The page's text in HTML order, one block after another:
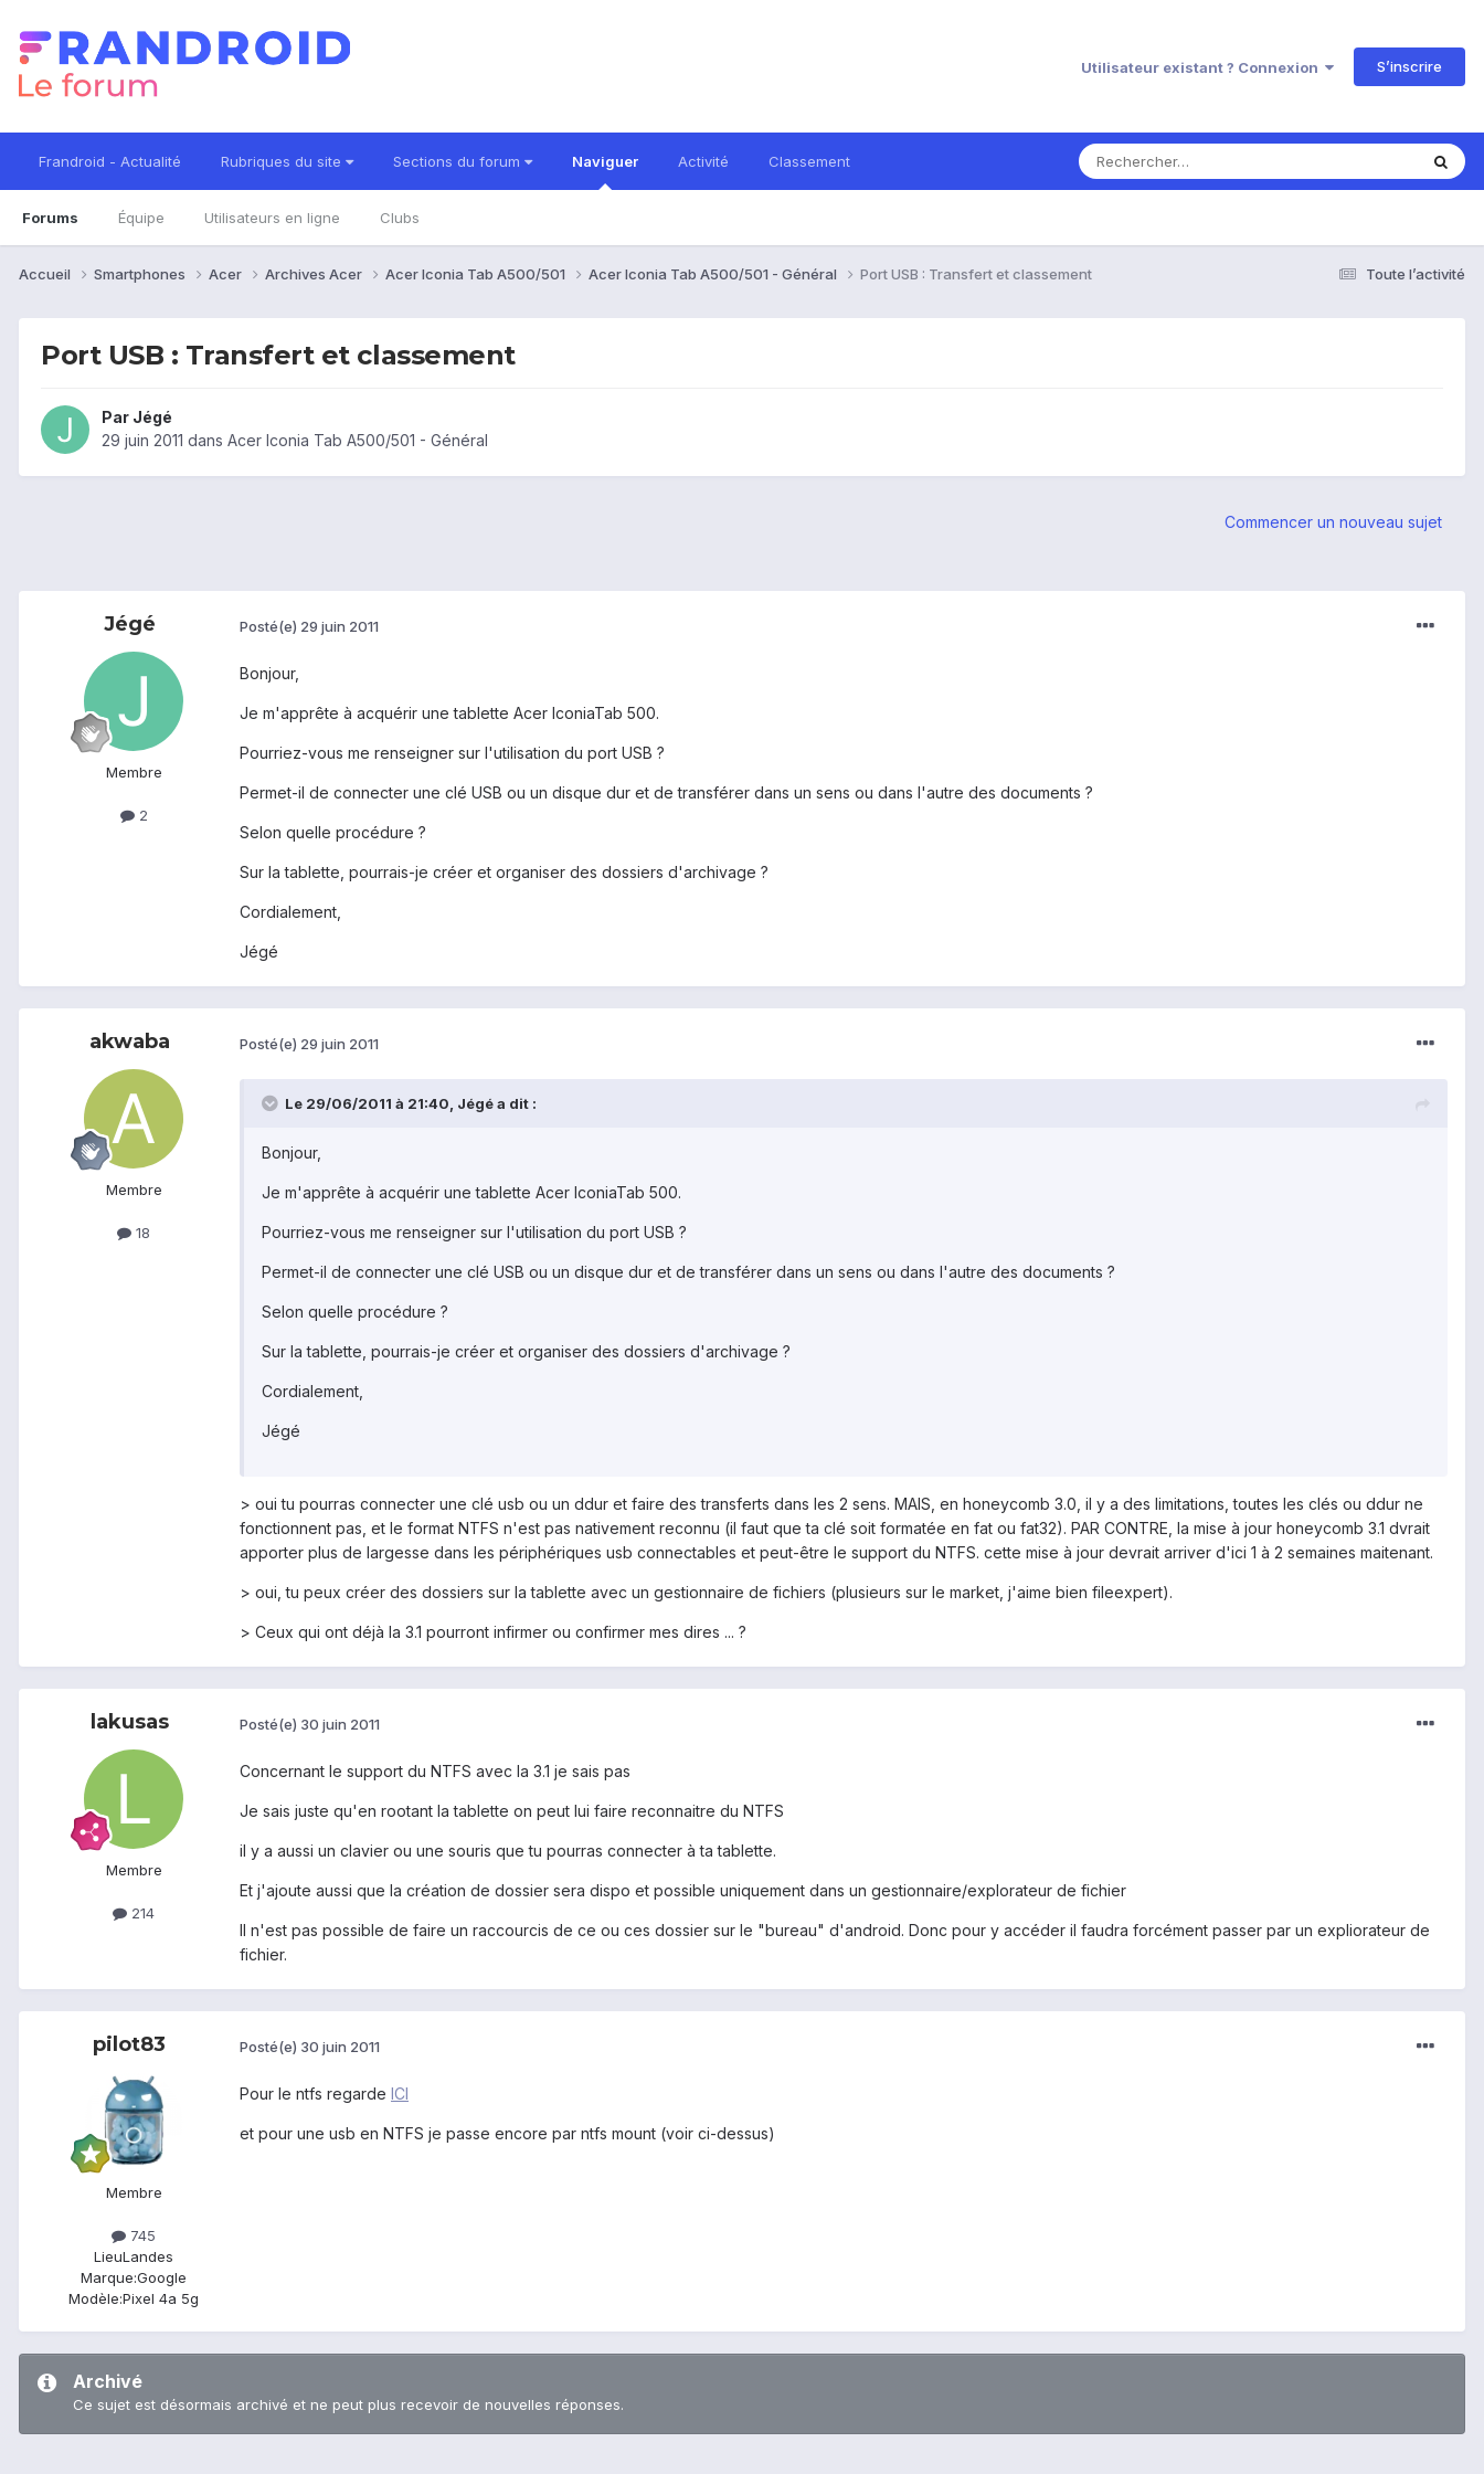
Utilisateur existant ? Connexion S’inscrire
Frandroid - Actualité Rubriques du site Sections du forum Naviguer
Forums Équipe Utilisateurs en ligne Clubs
Activité Classement
Toute l’activité
Accueil Smartphones Acer Archives Acer Acer Iconia Tab A500/501 Acer Iconia Tab A500/501 - Général Port USB : Transfert et classement
Port USB : Transfert et classement
Par Jégé
29 juin 2011 dans Acer Iconia Tab A500/501 - Général
Commencer un nouveau sujet
Jégé
Membre
2
Posté(e) 29 juin 2011
Bonjour,
Je m'apprête à acquérir une tablette Acer IconiaTab 500.
Pourriez-vous me renseigner sur l'utilisation du port USB ?
Permet-il de connecter une clé USB ou un disque dur et de transférer dans un sens ou dans l'autre des documents ?
Selon quelle procédure ?
Sur la tablette, pourrais-je créer et organiser des dossiers d'archivage ?
Cordialement,
Jégé
akwaba
Membre
18
Posté(e) 29 juin 2011
Le 29/06/2011 à 21:40, Jégé a dit :
Bonjour,
Je m'apprête à acquérir une tablette Acer IconiaTab 500.
Pourriez-vous me renseigner sur l'utilisation du port USB ?
Permet-il de connecter une clé USB ou un disque dur et de transférer dans un sens ou dans l'autre des documents ?
Selon quelle procédure ?
Sur la tablette, pourrais-je créer et organiser des dossiers d'archivage ?
Cordialement,
Jégé
> oui tu pourras connecter une clé usb ou un ddur et faire des transferts dans les 2 sens. MAIS, en honeycomb 3.0, il y a des limitations, toutes les clés ou ddur ne
fonctionnent pas, et le format NTFS n'est pas nativement reconnu (il faut que ta clé soit formatée en fat ou fat32). PAR CONTRE, la mise à jour honeycomb 3.1 dvrait
apporter plus de largesse dans les périphériques usb connectables et peut-être le support du NTFS. cette mise à jour devrait arriver d'ici 1 à 2 semaines maitenant.
> oui, tu peux créer des dossiers sur la tablette avec un gestionnaire de fichiers (plusieurs sur le market, j'aime bien fileexpert).
> Ceux qui ont déjà la 3.1 pourront infirmer ou confirmer mes dires ... ?
lakusas
Membre
214
Posté(e) 30 juin 2011
Concernant le support du NTFS avec la 3.1 je sais pas
Je sais juste qu'en rootant la tablette on peut lui faire reconnaitre du NTFS
il y a aussi un clavier ou une souris que tu pourras connecter à ta tablette.
Et j'ajoute aussi que la création de dossier sera dispo et possible uniquement dans un gestionnaire/explorateur de fichier
Il n'est pas possible de faire un raccourcis de ce ou ces dossier sur le "bureau" d'android. Donc pour y accéder il faudra forcément passer par un expliorateur de
fichier.
pilot83
Membre
745
LieuLandes
Marque:Google
Modèle:Pixel 4a 5g
Posté(e) 30 juin 2011
Pour le ntfs regarde ICI
et pour une usb en NTFS je passe encore par ntfs mount (voir ci-dessus)
Archivé
Ce sujet est désormais archivé et ne peut plus recevoir de nouvelles réponses.